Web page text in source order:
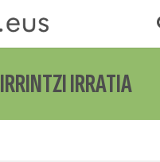
IRRINTZI IRRATIA